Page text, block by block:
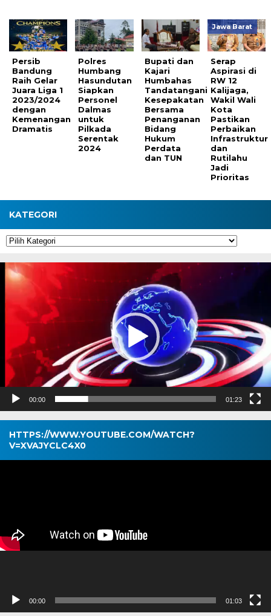
Persib
Bandung
Raih Gelar
Juara Liga 1
2023/2024
dengan
Kemenangan
Dramatis
Polres
Humbang
Hasundutan
Siapkan
Personel
Dalmas
untuk
Pilkada
Serentak
2024
Bupati dan
Kajari
Humbahas
Tandatangani
Kesepakatan
Bersama
Penanganan
Bidang
Hukum
Perdata
dan TUN
Jawa Barat
Serap
Aspirasi di
RW 12
Kalijaga,
Wakil Wali
Kota
Pastikan
Perbaikan
Infrastruktur
dan
Rutilahu
Jadi
Prioritas
KATEGORI
Kategori
Pemutar
Video
00:00 01:23
HTTPS://WWW.YOUTUBE.COM/WATCH?
V=XVAJYCLC4X0
Pemutar
00:00 01:03